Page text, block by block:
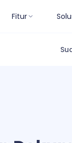
Fitur